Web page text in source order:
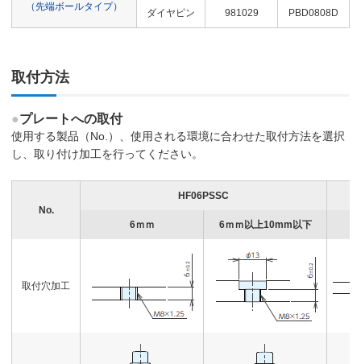
（先端ボールタイプ）
ダイヤピン 981029 PBD0808D
取付方法
●プレートへの取付
使用する製品（No.）、使用される環境に合わせた取付方法を選択
し、取り付け加工を行ってください。
No.
HF06PSSC
6ｍｍ 6ｍｍ以上10mm以下
取付穴加工